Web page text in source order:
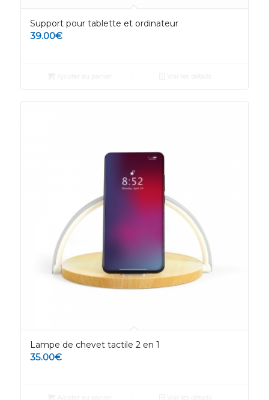
Support pour tablette et ordinateur
39.00€
Lampe de chevet tactile 2 en 1
35.00€